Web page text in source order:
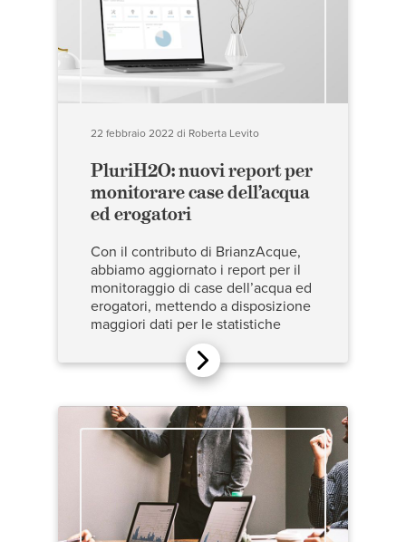
22 febbraio 2022 di Roberta Levito
PluriH2O: nuovi report per
monitorare case dell’acqua
ed erogatori
Con il contributo di BrianzAcque,
abbiamo aggiornato i report per il
monitoraggio di case dell’acqua ed
erogatori, mettendo a disposizione
maggiori dati per le statistiche